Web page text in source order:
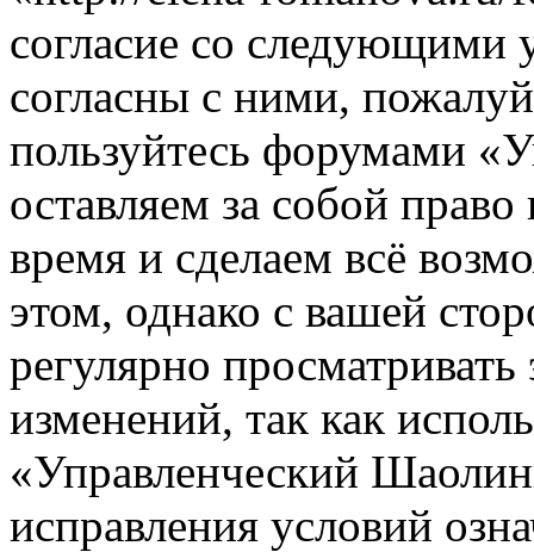
согласие со следующими
согласны с ними,
пользуйтесь форумами
оставляем за собой
время и сделаем всё
этом, однако с вашей
регулярно просматривать
изменений, так как
«Управленческий
исправления условий